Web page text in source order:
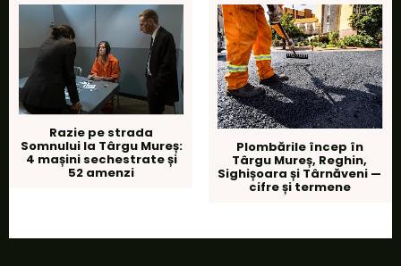
Razie pe strada
Somnului la Târgu Mureș:
4 mașini sechestrate și
52 amenzi
Plombările încep în
Târgu Mureș, Reghin,
Sighișoara și Târnăveni —
cifre și termene